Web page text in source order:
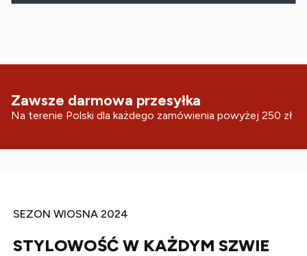
Zawsze darmowa przesyłka
Na terenie Polski dla każdego zamówienia powyżej 250 zł
SEZON WIOSNA 2024
STYLOWOŚĆ W KAŻDYM SZWIE